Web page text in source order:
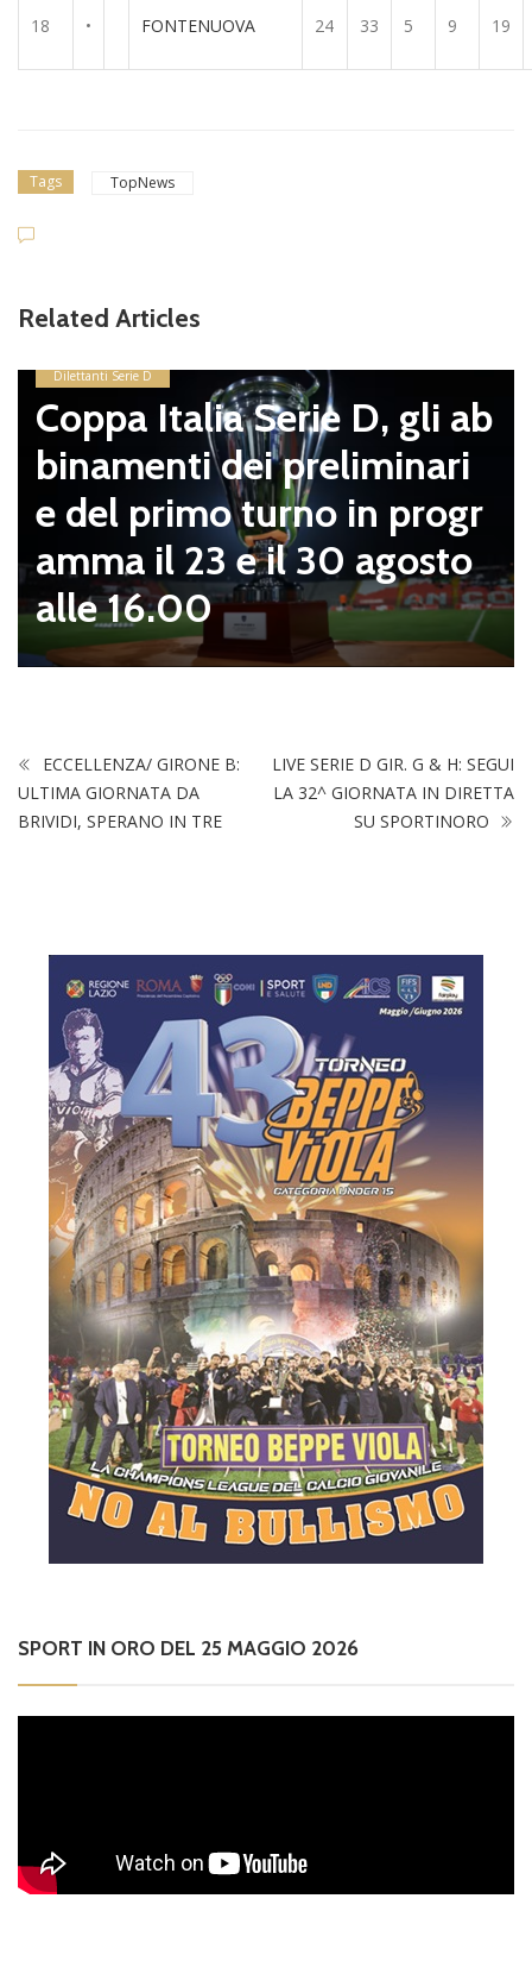
18 • FONTENUOVA 24 33 5 9 19
Tags TopNews
Related Articles
Dilettanti Serie D
Coppa Italia Serie D, gli ab
binamenti dei preliminari
e del primo turno in progr
amma il 23 e il 30 agosto
alle 16.00
ECCELLENZA/ GIRONE B:
ULTIMA GIORNATA DA
BRIVIDI, SPERANO IN TRE
LIVE SERIE D GIR. G & H: SEGUI
LA 32^ GIORNATA IN DIRETTA
SU SPORTINORO
SPORT IN ORO DEL 25 MAGGIO 2026